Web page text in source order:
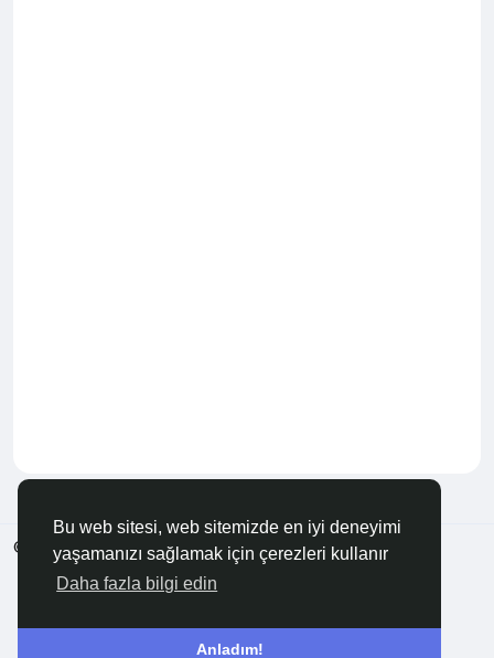
Bu web sitesi, web sitemizde en iyi deneyimi
yaşamanızı sağlamak için çerezleri kullanır
Daha fazla bilgi edin
Anladım!
© 2026 Anadolu KOBİ
Türkçe
Hakkında
Şartlar Gizlilik Bize Ulaşın